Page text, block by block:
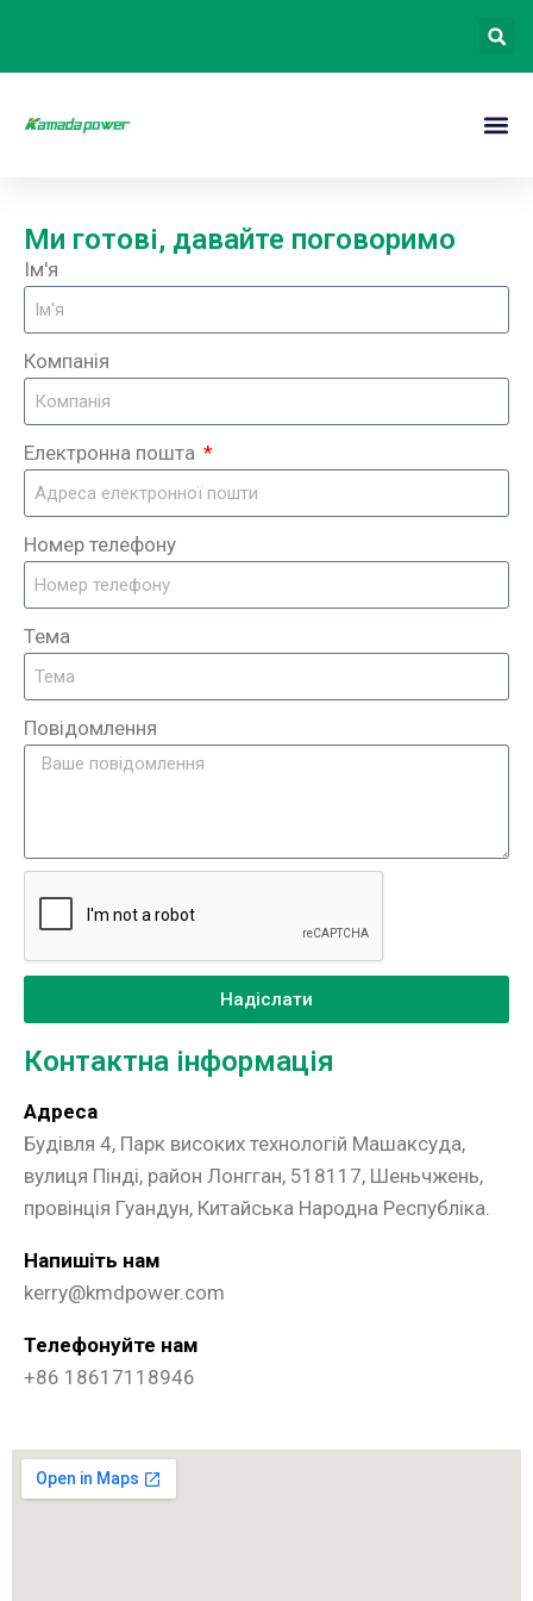
Ми готові, давайте поговоримо
Ім'я
Компанія
Електронна пошта
Номер телефону
Тема
Повідомлення
Надіслати
Контактна інформація
Адреса
Будівля 4, Парк високих технологій Машаксуда,
вулиця Пінді, район Лонгган, 518117, Шеньчжень,
провінція Гуандун, Китайська Народна Республіка.
Напишіть нам
kerry@kmdpower.com
Телефонуйте нам
+86 18617118946